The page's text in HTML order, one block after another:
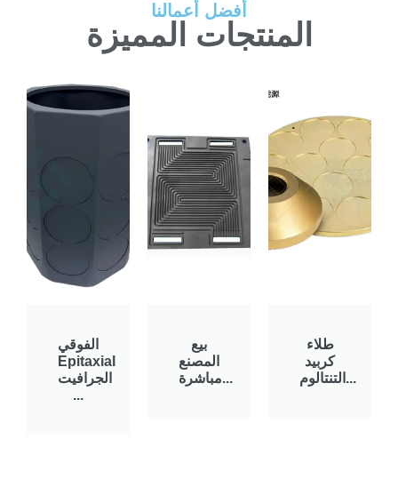
أفضل أعمالنا
المنتجات المميزة
الفوقي
Epitaxial
الجرافيت
...
بيع
المصنع
مباشرة...
طلاء
كربيد
التنتالوم...